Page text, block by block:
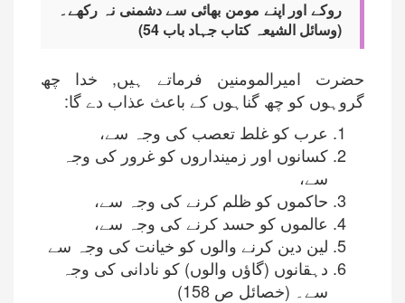
روکے اور اپنے مومن بھائی سے دشمنی نہ رکھے۔
(وسائل الشیعہ کتاب جہاد باب 54)
حضرت امیرالمومنین فرماتے ہیں, خدا چھ
گروہوں کو چھ گناہوں کے باعث عذاب دے گا:
عرب کو غلط تعصب کی وجہ سے،
کسانوں اور زمینداروں کو غرور کی وجہ
سے،
حاکموں کو ظلم کرنے کی وجہ سے،
عالموں کو حسد کرنے کی وجہ سے،
لین دین کرنے والوں کو خیانت کی وجہ سے
دہقانوں (گاؤں والوں) کو نادانی کی وجہ
سے۔ (خصائل ص 158)